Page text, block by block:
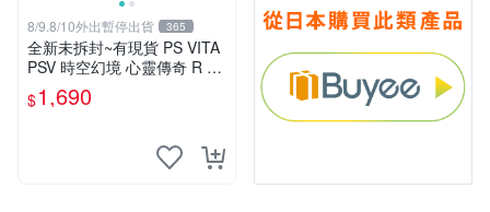
8/9.8/10外出暫停出貨 365
全新未拆封~有現貨 PS VITA
PSV 時空幻境 心靈傳奇 R 亞
洲日文版 亞日版 輔12級 TO
HR
$1,690